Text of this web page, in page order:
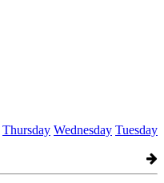
Thursday Wednesday Tuesday